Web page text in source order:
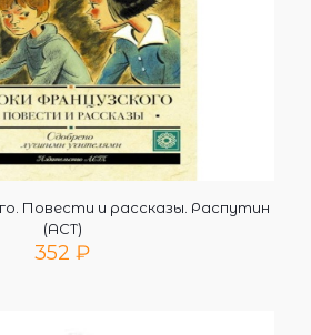
Повести и рассказы. Распутин
(АСТ)
352 ₽